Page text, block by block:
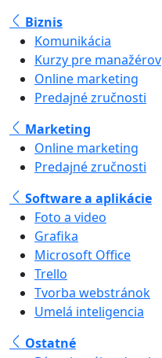
Biznis
Komunikácia
Kurzy pre manažérov
Online marketing
Predajné zručnosti
Marketing
Online marketing
Predajné zručnosti
Software a aplikácie
Foto a video
Grafika
Microsoft Office
Trello
Tvorba webstránok
Umelá inteligencia
Ostatné